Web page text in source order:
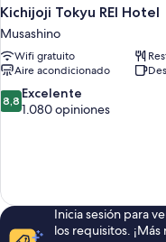
Kichijoji Tokyu REI Hotel
Musashino
Wifi gratuito
Aire acondicionado
8.8
de
8,8 Excelente
1.080 opiniones
Inicia sesión para
los requisitos.